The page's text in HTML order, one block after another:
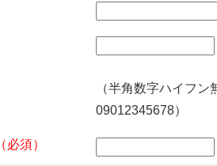
（半角数字ハイフン
09012345678）
（必須）